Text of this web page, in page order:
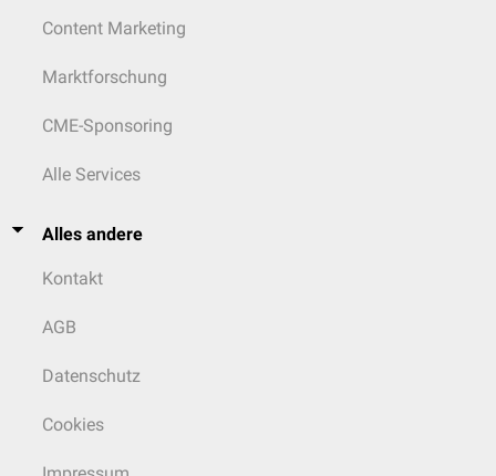
Content Marketing
Marktforschung
CME-Sponsoring
Alle Services
Alles andere
Kontakt
AGB
Datenschutz
Cookies